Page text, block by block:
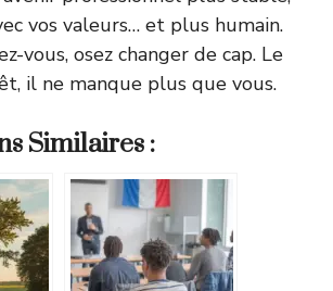
vos valeurs… et plus humain.
vous, osez changer de cap. Le
il ne manque plus que vous.
Similaires :